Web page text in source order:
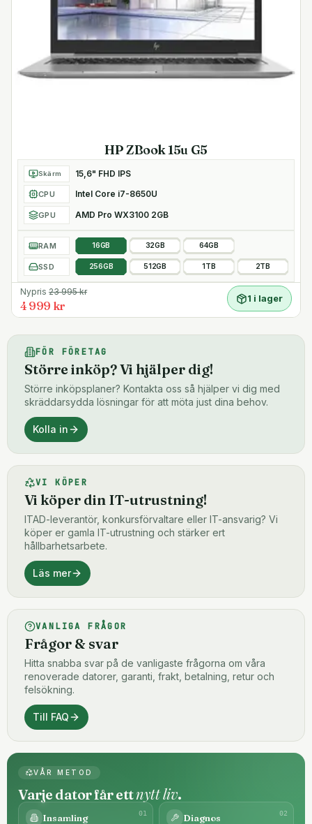
HP ZBook 15u G5
Skärm 15,6" FHD IPS
CPU Intel Core i7-8650U
GPU AMD Pro WX3100 2GB
RAM 16GB 32GB 64GB
SSD 256GB 512GB 1TB 2TB
Nypris 23 995kr
4 999 kr
1 i lager
FÖR FÖRETAG
Större inköp? Vi hjälper dig!
Större inköpsplaner? Kontakta oss så hjälper vi dig med
skräddarsydda lösningar för att möta just dina behov.
Kolla in
VI KÖPER
Vi köper din IT-utrustning!
ITAD-leverantör, konkursförvaltare eller IT-ansvarig? Vi
köper er gamla IT-utrustning och stärker ert
hållbarhetsarbete.
Läs mer
VANLIGA FRÅGOR
Frågor & svar
Hitta snabba svar på de vanligaste frågorna om våra
renoverade datorer, garanti, frakt, betalning, retur och
felsökning.
Till FAQ
VÅR METOD
Varje dator får ettnytt liv.
01
Insamling 02
Diagnos